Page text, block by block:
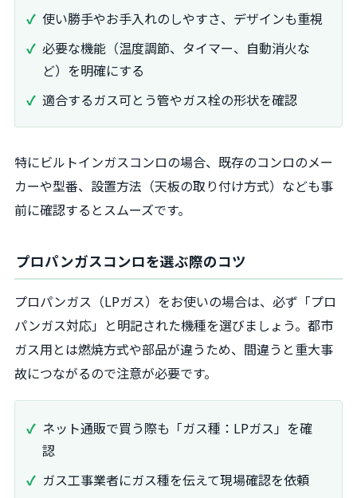
使い勝手やお手入れのしやすさ、デザインも重視
必要な機能（温度調節、タイマー、自動消火な
ど）を明確にする
適合するガス可とう管やガス栓の形状を確認
特にビルトインガスコンロの場合、既存のコンロのメー
カーや型番、設置方法（天板の取り付け方式）なども事
前に確認するとスムーズです。
プロパンガスコンロを選ぶ際のコツ
プロパンガス（LPガス）をお使いの場合は、必ず「プロ
パンガス対応」と明記された機種を選びましょう。都市
ガス用とは燃焼方式や部品が違うため、間違うと重大事
故につながるので注意が必要です。
ネット通販で買う際も「ガス種：LPガス」を確
認
ガス工事業者にガス種を伝えて現場確認を依頼